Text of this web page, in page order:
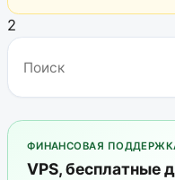
2
ФИНАНСОВАЯ
VPS, бесплатные